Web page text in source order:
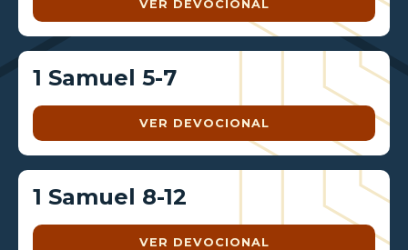
VER DEVOCIONAL
1 Samuel 5-7
VER DEVOCIONAL
1 Samuel 8-12
VER DEVOCIONAL